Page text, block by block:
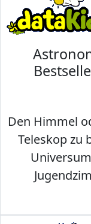
Den Himmel
Teleskop zu